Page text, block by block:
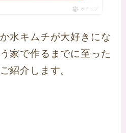
ポチップ
水キムチが大好きにな
家で作るまでに至った
紹介します。